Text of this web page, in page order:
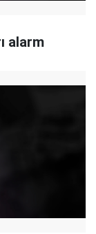
alarm